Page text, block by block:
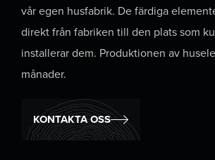
vår egen husfabrik. De färdiga
direkt från fabriken till den plats som
installerar dem. Produktionen av
månader.
KONTAKTA OSS